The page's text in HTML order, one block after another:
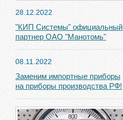
28.12.2022
"КИП Системы" официальный
партнер ОАО "Манотомь"
08.11.2022
Заменим импортные приборы
на приборы производства РФ!